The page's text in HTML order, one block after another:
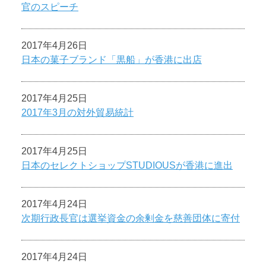
官のスピーチ
2017年4月26日
日本の菓子ブランド「黒船」が香港に出店
2017年4月25日
2017年3月の対外貿易統計
2017年4月25日
日本のセレクトショップSTUDIOUSが香港に進出
2017年4月24日
次期行政長官は選挙資金の余剰金を慈善団体に寄付
2017年4月24日